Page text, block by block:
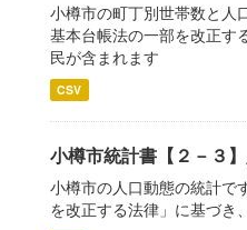
小樽市の町丁別世帯数と人
基本台帳法の一部を改正す
民が含まれます
CSV
小樽市統計書【２－３
小樽市の人口動態の統計で
を改正する法律」に基づき